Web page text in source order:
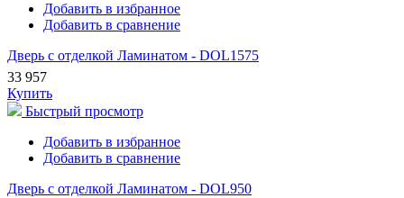
Добавить в избранное
Добавить в сравнение
Дверь с отделкой Ламинатом - DOL1575
33 957
Купить
Быстрый просмотр
Добавить в избранное
Добавить в сравнение
Дверь с отделкой Ламинатом - DOL950